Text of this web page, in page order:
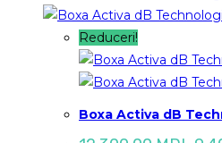
Reduceri!
Boxa Activa dB